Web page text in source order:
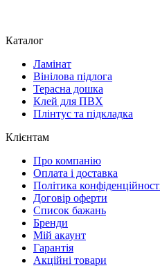
Каталог
Ламінат
Вінілова підлога
Терасна дошка
Клей для ПВХ
Плінтус та підкладка
Клієнтам
Про компанію
Оплата і доставка
Політика
Договір оферти
Список бажань
Бренди
Мій акаунт
Гарантія
Акційні товари